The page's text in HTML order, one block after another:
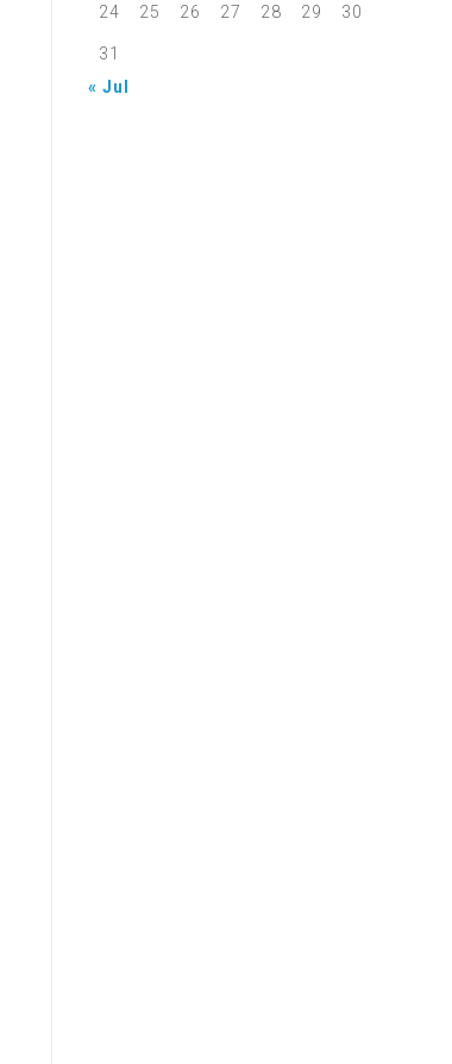
24 25 26 27 28 29 30
31
« Jul